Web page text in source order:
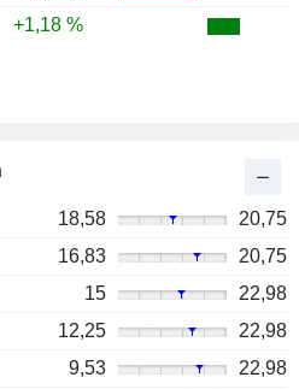
+1,18 %
18,58
20,75
16,83
20,75
15
22,98
12,25
22,98
9,53
22,98